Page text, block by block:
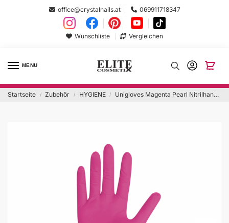
office@crystalnails.at 069911718347
Wunschliste Vergleichen
MENU
Startseite / Zubehör / HYGIENE / Unigloves Magenta Pearl Nitrilhandschuhe 100Stk `L`